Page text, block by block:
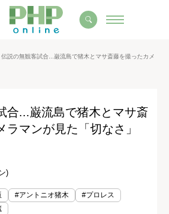
伝説の無観客試合...巌流島で猪木とマサ斎藤を撮ったカメ
合...巌流島で猪木とマサ斎
ラマンが見た「切なさ」
)
#アントニオ猪木
#プロレス